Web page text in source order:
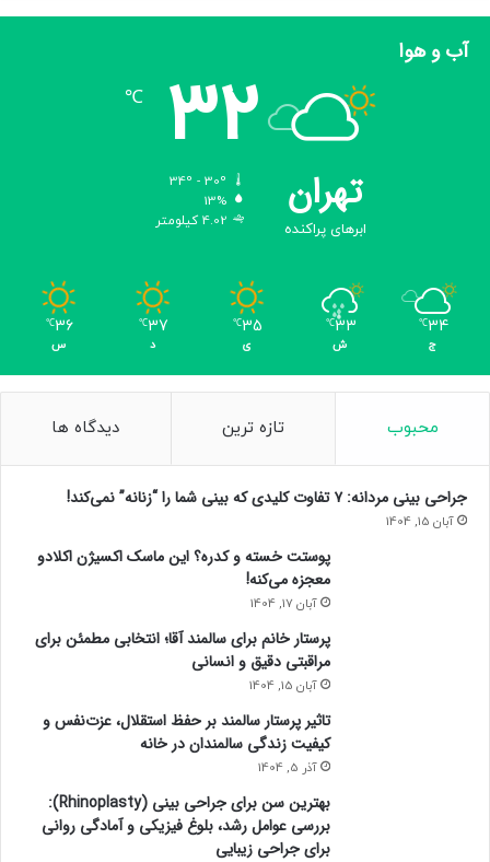
carnewschina
کپی لینک
آب و هوا
تهران
ابرهای پراکنده
32
℃
13%
4.02 کیلومتر
34
℃
ج
33
℃
ش
35
℃
ی
37
℃
د
36
℃
س
محبوب تازه ترین دیدگاه ها
جراحی بینی مردانه: ۷ تفاوت کلیدی که بینی شما را “زنانه” نمی‌کند!
آبان 15, 1404
پوستت خسته و کدره؟ این ماسک اکسیژن اکلادو
معجزه می‌کنه!
آبان 17, 1404
پرستار خانم برای سالمند آقا؛ انتخابی مطمئن برای
مراقبتی دقیق و انسانی
آبان 15, 1404
تاثیر پرستار سالمند بر حفظ استقلال، عزت‌نفس و
کیفیت زندگی سالمندان در خانه
آذر 5, 1404
بهترین سن برای جراحی بینی (Rhinoplasty):
بررسی عوامل رشد، بلوغ فیزیکی و آمادگی روانی
برای جراحی زیبایی